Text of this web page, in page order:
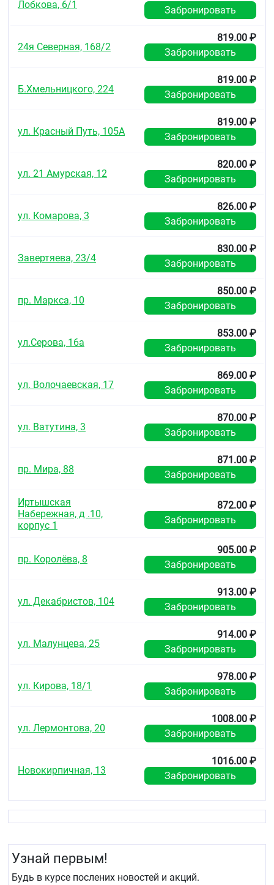
Лобкова, 6/1
Забронировать
24я Северная, 168/2
819.00 ₽
Забронировать
Б.Хмельницкого, 224
819.00 ₽
Забронировать
ул. Красный Путь, 105А
819.00 ₽
Забронировать
ул. 21 Амурская, 12
820.00 ₽
Забронировать
ул. Комарова, 3
826.00 ₽
Забронировать
Завертяева, 23/4
830.00 ₽
Забронировать
пр. Маркса, 10
850.00 ₽
Забронировать
ул.Серова, 16а
853.00 ₽
Забронировать
ул. Волочаевская, 17
869.00 ₽
Забронировать
ул. Ватутина, 3
870.00 ₽
Забронировать
пр. Мира, 88
871.00 ₽
Забронировать
Иртышская
Набережная, д .10,
корпус 1
872.00 ₽
Забронировать
пр. Королёва, 8
905.00 ₽
Забронировать
ул. Декабристов, 104
913.00 ₽
Забронировать
ул. Малунцева, 25
914.00 ₽
Забронировать
ул. Кирова, 18/1
978.00 ₽
Забронировать
ул. Лермонтова, 20
1008.00 ₽
Забронировать
Новокирпичная, 13
1016.00 ₽
Забронировать
Узнай первым!
Будь в курсе послених новостей и акций.